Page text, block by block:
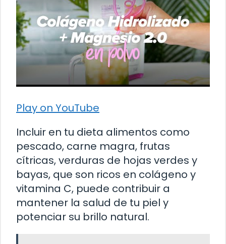
Play on YouTube
Incluir en tu dieta alimentos como
pescado, carne magra, frutas
cítricas, verduras de hojas verdes y
bayas, que son ricos en colágeno y
vitamina C, puede contribuir a
mantener la salud de tu piel y
potenciar su brillo natural.